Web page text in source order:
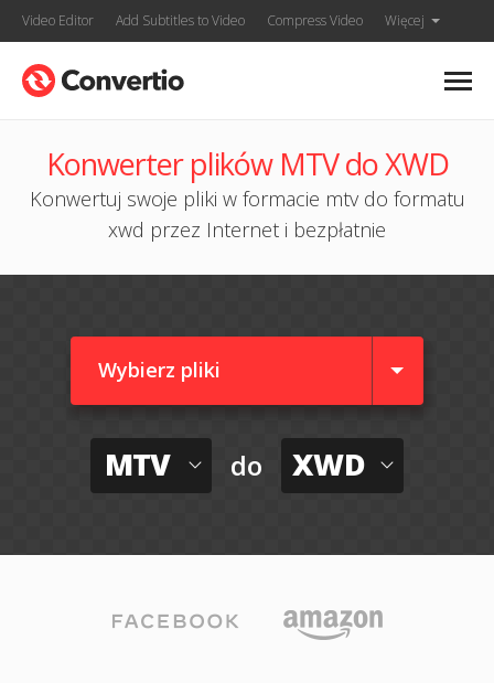
Video Editor Add Subtitles to Video Compress Video Więcej
Konwerter plików MTV do XWD
Konwertuj swoje pliki w formacie mtv do formatu
xwd przez Internet i bezpłatnie
Wybierz pliki
MTV do XWD